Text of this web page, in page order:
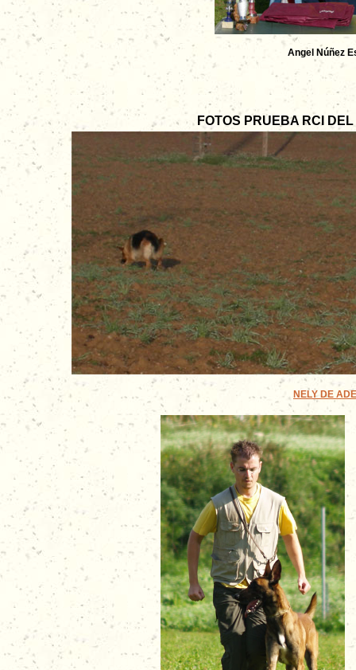
Angel Núñez
FOTOS PRUEBA RCI
NELY DE